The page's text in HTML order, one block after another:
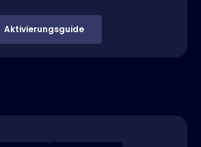
Aktivierungsguide